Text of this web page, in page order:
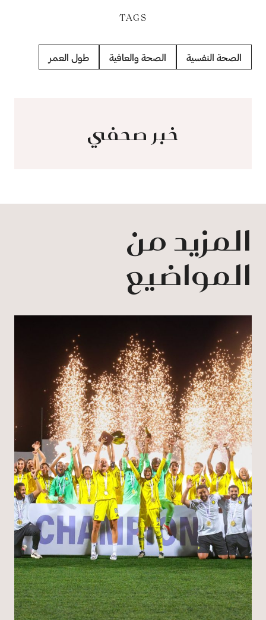
TAGS
الصحة النفسية الصحة والعافية طول العمر
خبر صحفي
المزيد من
المواضيع